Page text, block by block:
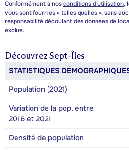
Conformément à nosconditions d’utilisation,
vous sont fournies « telles quelles », sans
responsabilité découlant des données de
exclue.
Découvrez Sept-Îles
STATISTIQUES
Population (2021)
Variation de la pop. entre
2016 et 2021
Densité de population